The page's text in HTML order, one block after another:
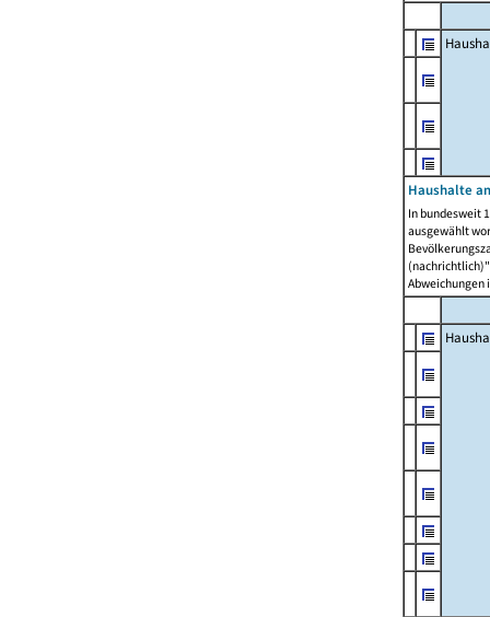
Haushalte
In bundesweit
ausgewählt
Abweichungen